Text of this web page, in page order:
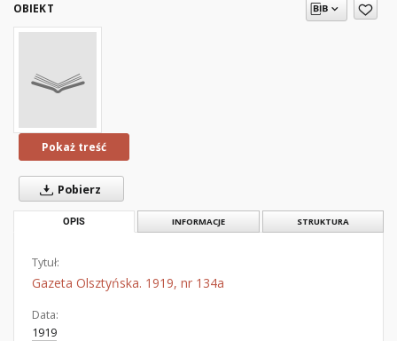
OBIEKT
Pokaż treść
Pobierz
OPIS INFORMACJE STRUKTURA
Tytuł:
Gazeta Olsztyńska. 1919, nr 134a
Data:
1919